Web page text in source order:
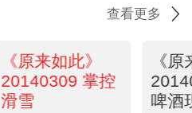
查看更多
《原来如此》
20140309 掌控
滑雪
《
啤酒